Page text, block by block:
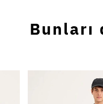
Bunları